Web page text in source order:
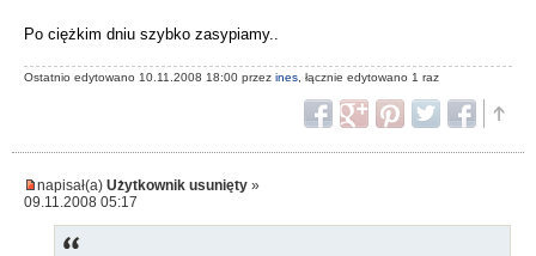
Po ciężkim dniu szybko zasypiamy..
Ostatnio edytowano 10.11.2008 18:00 przez ines , łącznie edytowano 1 raz
napisał(a) Użytkownik usunięty »
09.11.2008 05:17